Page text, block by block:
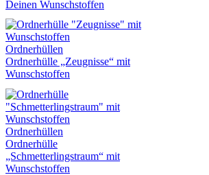
Deinen Wunschstoffen
Ordnerhüllen
Ordnerhülle „Zeugnisse“ mit
Wunschstoffen
Ordnerhüllen
Ordnerhülle
„Schmetterlingstraum“ mit
Wunschstoffen